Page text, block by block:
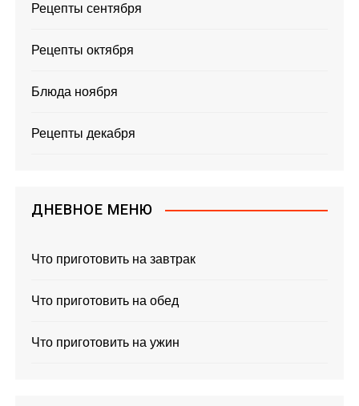
Рецепты сентября
Рецепты октября
Блюда ноября
Рецепты декабря
ДНЕВНОЕ МЕНЮ
Что приготовить на завтрак
Что приготовить на обед
Что приготовить на ужин